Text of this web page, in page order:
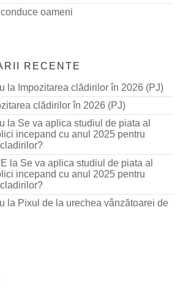
oameni
RECENTE
la Impozitarea clădirilor în 2026 (PJ)
clădirilor în 2026 (PJ)
la Se va aplica studiul de piata al
incepand cu anul 2025 pentru
la Se va aplica studiul de piata al
incepand cu anul 2025 pentru
la Pixul de la urechea vânzătoarei de